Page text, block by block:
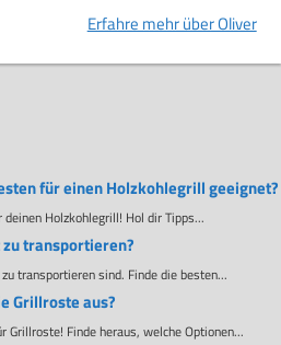
Erfahre mehr über Oliver
für einen Holzkohlegrill geeignet?
Holzkohlegrill! Hol dir Tipps...
transportieren?
transportieren sind. Finde die besten...
Grillroste aus?
Grillroste! Finde heraus, welche Optionen...